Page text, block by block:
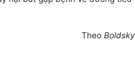
Theo Boldsky